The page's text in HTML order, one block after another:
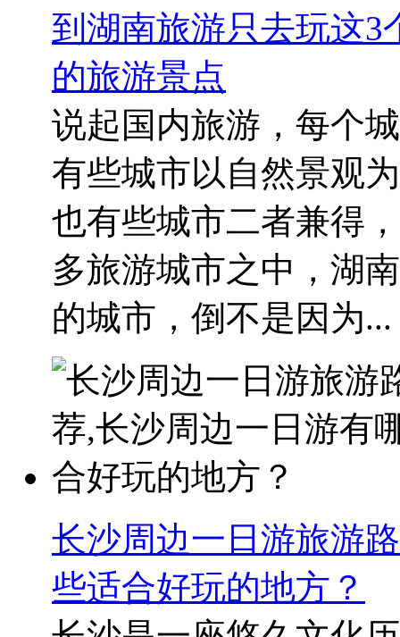
到湖南旅游只去玩这3
的旅游景点
说起国内旅游，每个
有些城市以自然景观
也有些城市二者兼得
多旅游城市之中，湖
的城市，倒不是因为...
长沙周边一日游旅游
些适合好玩的地方？